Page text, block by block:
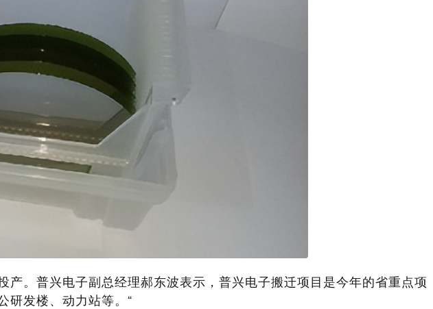
。普兴电子副总经理郝东波表示，普兴电子搬迁项目是今年的省重点项
研发楼、动力站等。“